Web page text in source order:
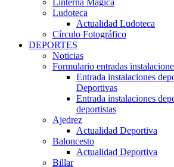
Linterna Mágica
Ludoteca
Actualidad Ludoteca
Círculo Fotográfico
DEPORTES
Noticias
Formulario entradas
Entrada instalaciones
Deportivas
Entrada instalaciones
deportistas
Ajedrez
Actualidad Deportiva
Baloncesto
Actualidad Deportiva
Billar